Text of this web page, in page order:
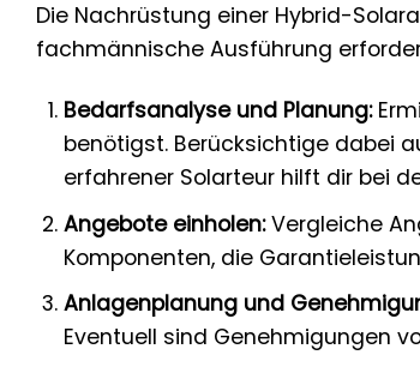
Die Nachrüstung einer Hybrid-
fachmännische Ausführung
Bedarfsanalyse und Planung:
benötigst. Berücksichtige dabei
erfahrener Solarteur hilft dir bei
Angebote einholen:Vergleiche
Komponenten, die
Anlagenplanung und
Eventuell sind Genehmigungen